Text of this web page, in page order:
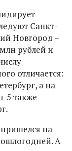
Санкт-
Новгород –
рублей и
отличается:
а на
5 также
на
А